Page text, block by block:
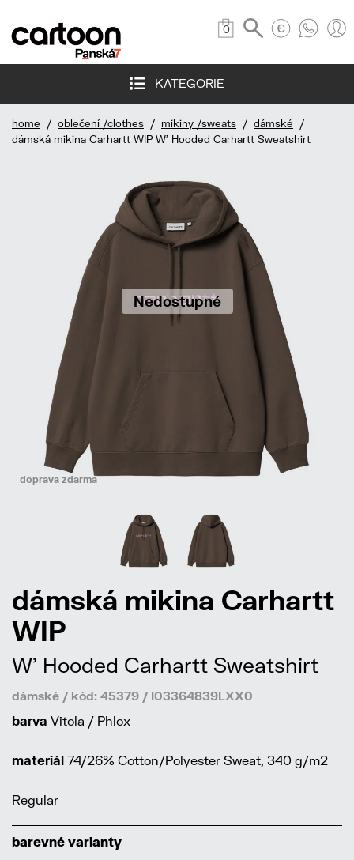
0
KATEGORIE
home / oblečení /clothes / mikiny /sweats / dámské /
dámská mikina Carhartt WIP W' Hooded Carhartt Sweatshirt
Nedostupné
doprava zdarma
dámská mikina Carhartt
WIP
W' Hooded Carhartt Sweatshirt
dámské / kód: 45379 / I03364839LXX0
barva Vitola / Phlox
materiál 74/26% Cotton/Polyester Sweat, 340 g/m2
Regular
barevné varianty